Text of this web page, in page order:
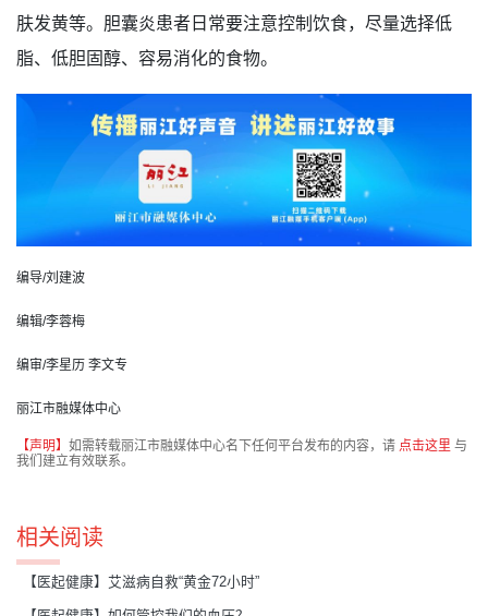
肤发黄等。胆囊炎患者日常要注意控制饮食，尽量选择低
脂、低胆固醇、容易消化的食物。
编导/刘建波
编辑/李蓉梅
编审/李星历 李文专
丽江市融媒体中心
【声明】 如需转载丽江市融媒体中心名下任何平台发布的内容，请 点击这里 与
我们建立有效联系。
相关阅读
【医起健康】艾滋病自救“黄金72小时”